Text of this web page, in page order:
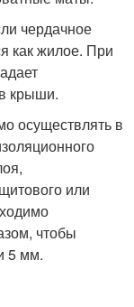
чердачное
как жилое. При
крыши.
осуществлять в
или
чтобы
5 мм.